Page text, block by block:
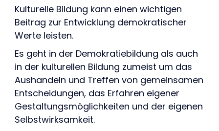
Kulturelle Bildung kann einen wichtigen
Beitrag zur Entwicklung demokratischer
Werte leisten.
Es geht in der Demokratiebildung als auch
in der kulturellen Bildung zumeist um das
Aushandeln und Treffen von gemeinsamen
Entscheidungen, das Erfahren eigener
Gestaltungsmöglichkeiten und der eigenen
Selbstwirksamkeit.